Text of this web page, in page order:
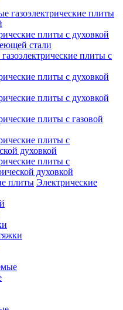
газоэлектрические плиты
плиты с духовкой
стали
плиты с
плиты с духовкой
плиты с духовкой
плиты с газовой
плиты с
духовкой
плиты с
духовкой
Электрические